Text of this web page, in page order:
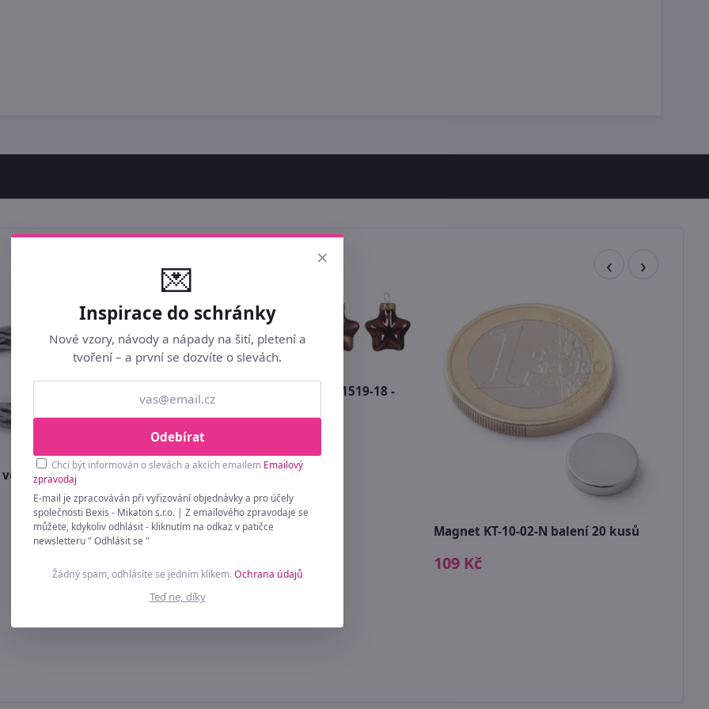
Ø25 cm
Vánoční ozdoba, 12 ks 371519-18 -
4.5 cm
169 Kč
Magnet KT-10-02-N balení 20 kusů
109 Kč
×
💌
Inspirace do schránky
Nové vzory, návody a nápady na šití, pletení a
tvoření – a první se dozvíte o slevách.
Odebírat
Chci být informován o slevách a akcích emailem Emailový
zpravodaj
E-mail je zpracováván při vyřizování objednávky a pro účely
společnosti Bexis - Mikaton s.r.o. | Z emailového zpravodaje se
můžete, kdykoliv odhlásit - kliknutím na odkaz v patičce
newsletteru " Odhlásit se "
Žádný spam, odhlásíte se jedním klikem.Ochrana údajů
Teď ne, díky